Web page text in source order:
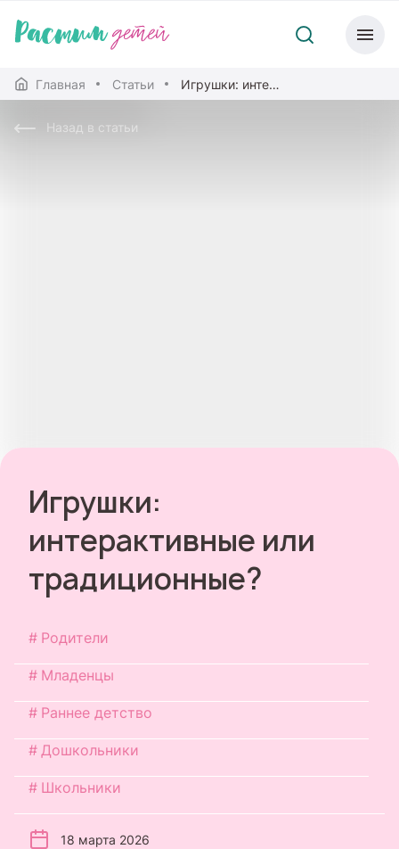
Главная Статьи Игрушки: интерактивные или традиционные?
Назад в статьи
Игрушки:
интерактивные или
традиционные?
Родители
Младенцы
Раннее детство
Дошкольники
Школьники
18 марта 2026